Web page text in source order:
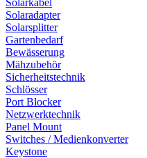
Solaradapter
Solarsplitter
Gartenbedarf
Bewässerung
Mähzubehör
Sicherheitstechnik
Schlösser
Port Blocker
Netzwerktechnik
Panel Mount
Switches / Medienkonverter
Keystone